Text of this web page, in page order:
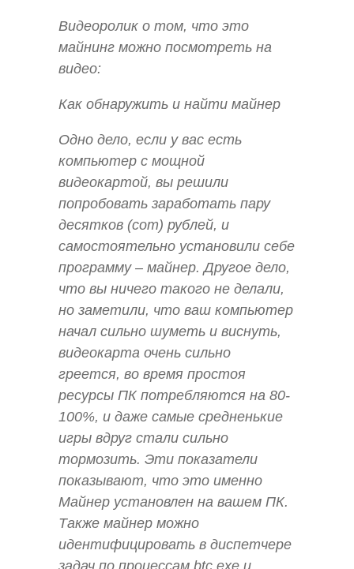
Видеоролик о том, что это
майнинг можно посмотреть на
видео:
Как обнаружить и найти майнер
Одно дело, если у вас есть
компьютер с мощной
видеокартой, вы решили
попробовать заработать пару
десятков (сот) рублей, и
самостоятельно установили себе
программу – майнер. Другое дело,
что вы ничего такого не делали,
но заметили, что ваш компьютер
начал сильно шуметь и виснуть,
видеокарта очень сильно
греется, во время простоя
ресурсы ПК потребляются на 80-
100%, и даже самые средненькие
игры вдруг стали сильно
тормозить. Эти показатели
показывают, что это именно
Майнер установлен на вашем ПК.
Также майнер можно
идентифицировать в диспетчере